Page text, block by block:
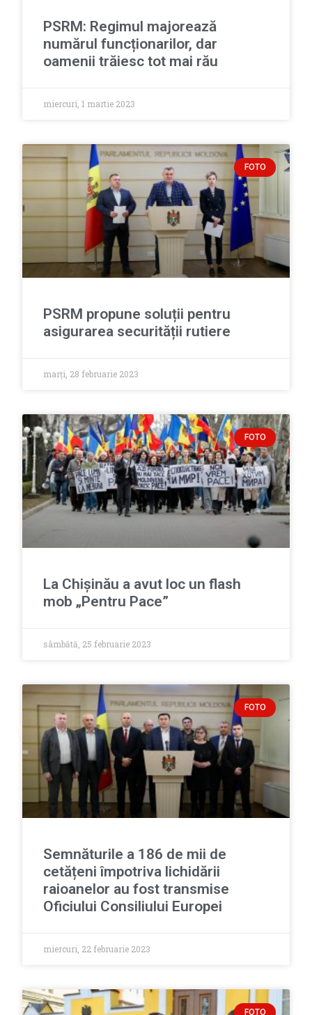
PSRM: Regimul majorează
numărul funcționarilor, dar
oamenii trăiesc tot mai rău
miercuri, 1 martie 2023
FOTO
PSRM propune soluții pentru
asigurarea securității rutiere
marți, 28 februarie 2023
FOTO
La Chișinău a avut loc un flash
mob „Pentru Pace”
sâmbătă, 25 februarie 2023
FOTO
Semnăturile a 186 de mii de
cetățeni împotriva lichidării
raioanelor au fost transmise
Oficiului Consiliului Europei
miercuri, 22 februarie 2023
FOTO